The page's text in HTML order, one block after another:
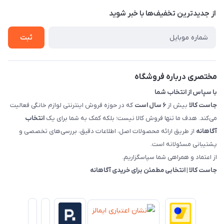
تماس با ما
شرایط و ضوابط گارانتی
روش های بازگرداندن کالا
از جدید‌ترین تخفیف‌ها با‌ خبر شوید
ثبت
مختصری درباره فروشگاه
با سپاس از انتخاب شما
جاست کالا بیش از ۶ سال است
که در حوزه فروش اینترنتی لوازم خانگی فعالیت
می‌کند. هدف ما تنها فروش کالا نیست؛ بلکه کمک به شما برای یک انتخاب
آگاهانه از طریق ارائه محصولات اصل، اطلاعات دقیق، بررسی‌های تخصصی و
پشتیبانی مسئولانه است.
از اعتماد و همراهی شما سپاسگزاریم.
جاست کالا | انتخابی مطمئن برای خریدی آگاهانه